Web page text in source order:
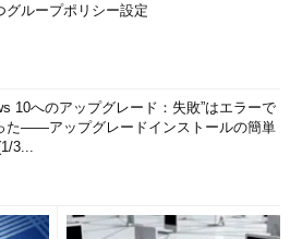
グループポリシー設定
10へのアップグレード：失敗”はエラーで
た――アップグレードインストールの簡単
3...